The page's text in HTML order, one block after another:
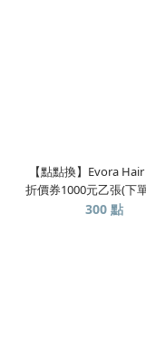
【點點換】Evora
折價券1000元乙張(下
送至訂單訊息內)
300 點